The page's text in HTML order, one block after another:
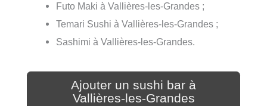
Futo Maki à Vallières-les-Grandes ;
Temari Sushi à Vallières-les-Grandes ;
Sashimi à Vallières-les-Grandes.
Ajouter un sushi bar à
Vallières-les-Grandes